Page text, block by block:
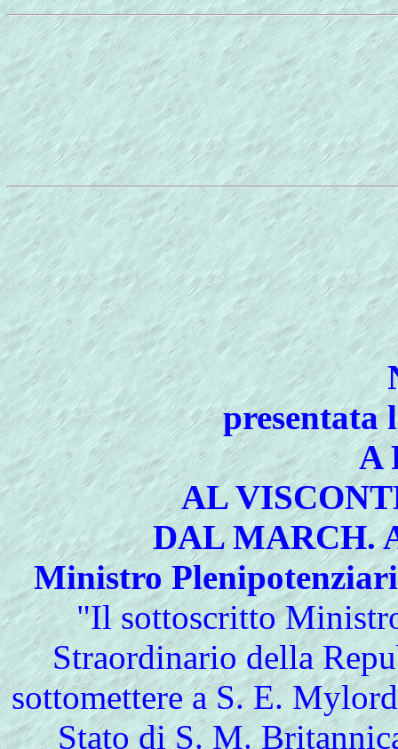
presentata
A
AL
DAL MARCH.
Ministro
"Il sottoscritto
Straordinario della
sottomettere a S. E.
Stato di S. M.